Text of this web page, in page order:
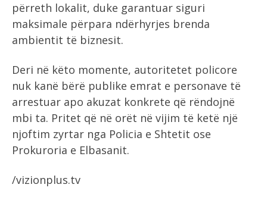
përreth lokalit, duke garantuar siguri
maksimale përpara ndërhyrjes brenda
ambientit të biznesit.
Deri në këto momente, autoritetet policore
nuk kanë bërë publike emrat e personave të
arrestuar apo akuzat konkrete që rëndojnë
mbi ta. Pritet që në orët në vijim të ketë një
njoftim zyrtar nga Policia e Shtetit ose
Prokuroria e Elbasanit.
/vizionplus.tv